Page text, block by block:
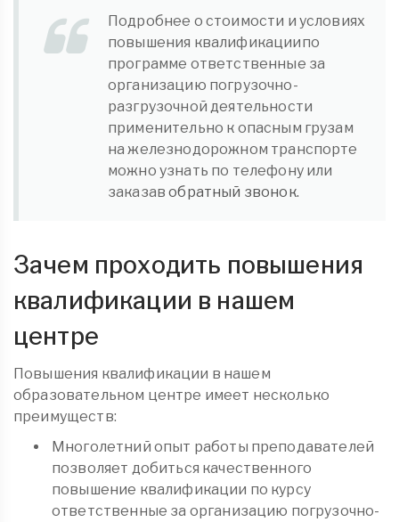
Подробнее о стоимости и условиях
повышения квалификациипо
программе ответственные за
организацию погрузочно-
разгрузочной деятельности
применительно к опасным грузам
на железнодорожном транспорте
можно узнать по телефону или
заказавобратный звонок.
Зачем проходить повышения
квалификации в нашем
центре
Повышения квалификации в нашем
образовательном центре имеет несколько
преимуществ:
Многолетний опыт работы преподавателей
позволяет добиться качественного
повышение квалификации по курсу
ответственные за организацию погрузочно-